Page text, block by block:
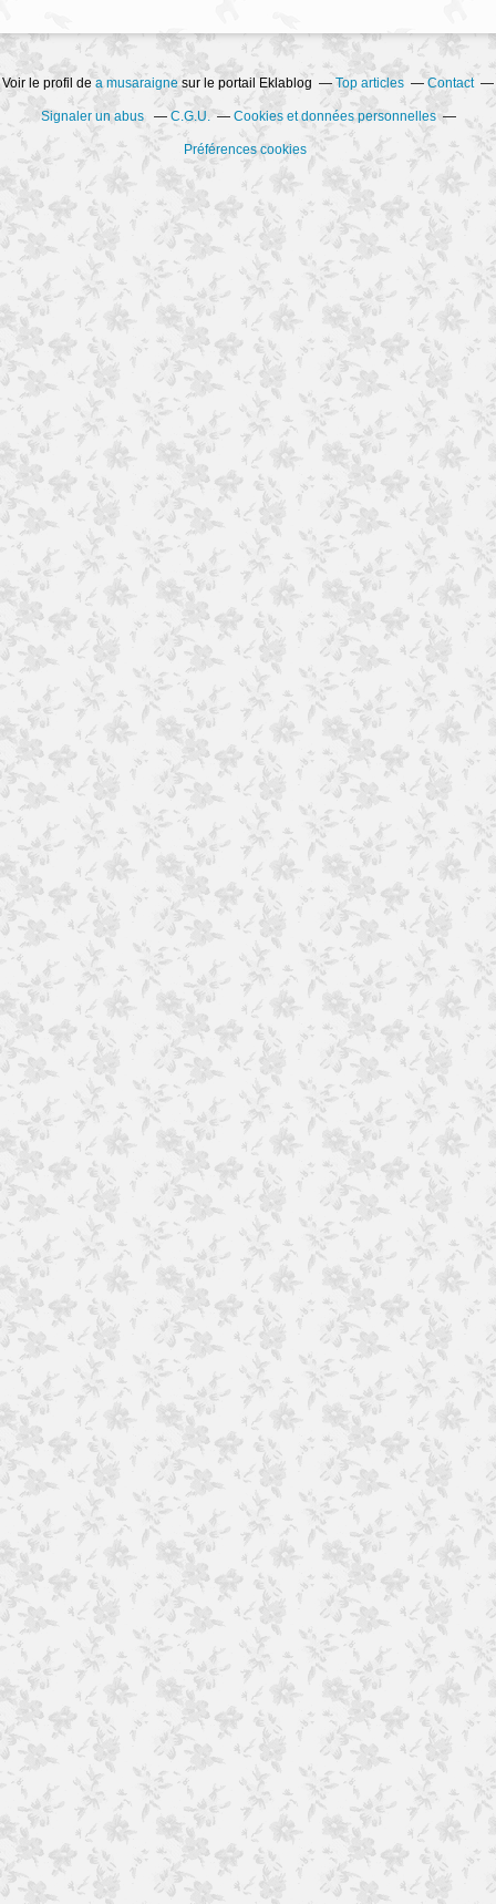
Voir le profil de a musaraigne sur le portail Eklablog Top articles Contact
Signaler un abus C.G.U. Cookies et données personnelles
Préférences cookies